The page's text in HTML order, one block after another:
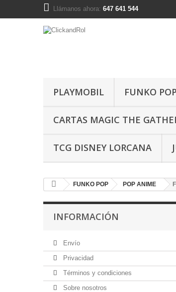
Llámanos ahora: 647 641 544
PLAYMOBIL FUNKO POP
CARTAS MAGIC THE
TCG DISNEY LORCANA
FUNKO POP POP ANIME
INFORMACIÓN
Envío
Privacidad
Términos y condiciones
Sobre nosotros